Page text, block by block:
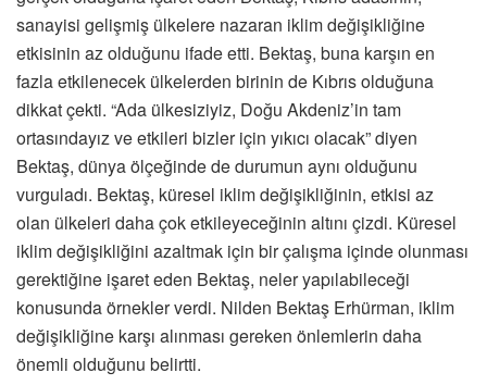
sanayisi gelişmiş ülkelere nazaran iklim değişikliğine
etkisinin az olduğunu ifade etti. Bektaş, buna karşın en
fazla etkilenecek ülkelerden birinin de Kıbrıs olduğuna
dikkat çekti. “Ada ülkesiziyiz, Doğu Akdeniz’in tam
ortasındayız ve etkileri bizler için yıkıcı olacak” diyen
Bektaş, dünya ölçeğinde de durumun aynı olduğunu
vurguladı. Bektaş, küresel iklim değişikliğinin, etkisi az
olan ülkeleri daha çok etkileyeceğinin altını çizdi. Küresel
iklim değişikliğini azaltmak için bir çalışma içinde olunması
gerektiğine işaret eden Bektaş, neler yapılabileceği
konusunda örnekler verdi. Nilden Bektaş Erhürman, iklim
değişikliğine karşı alınması gereken önlemlerin daha
önemli olduğunu belirtti.